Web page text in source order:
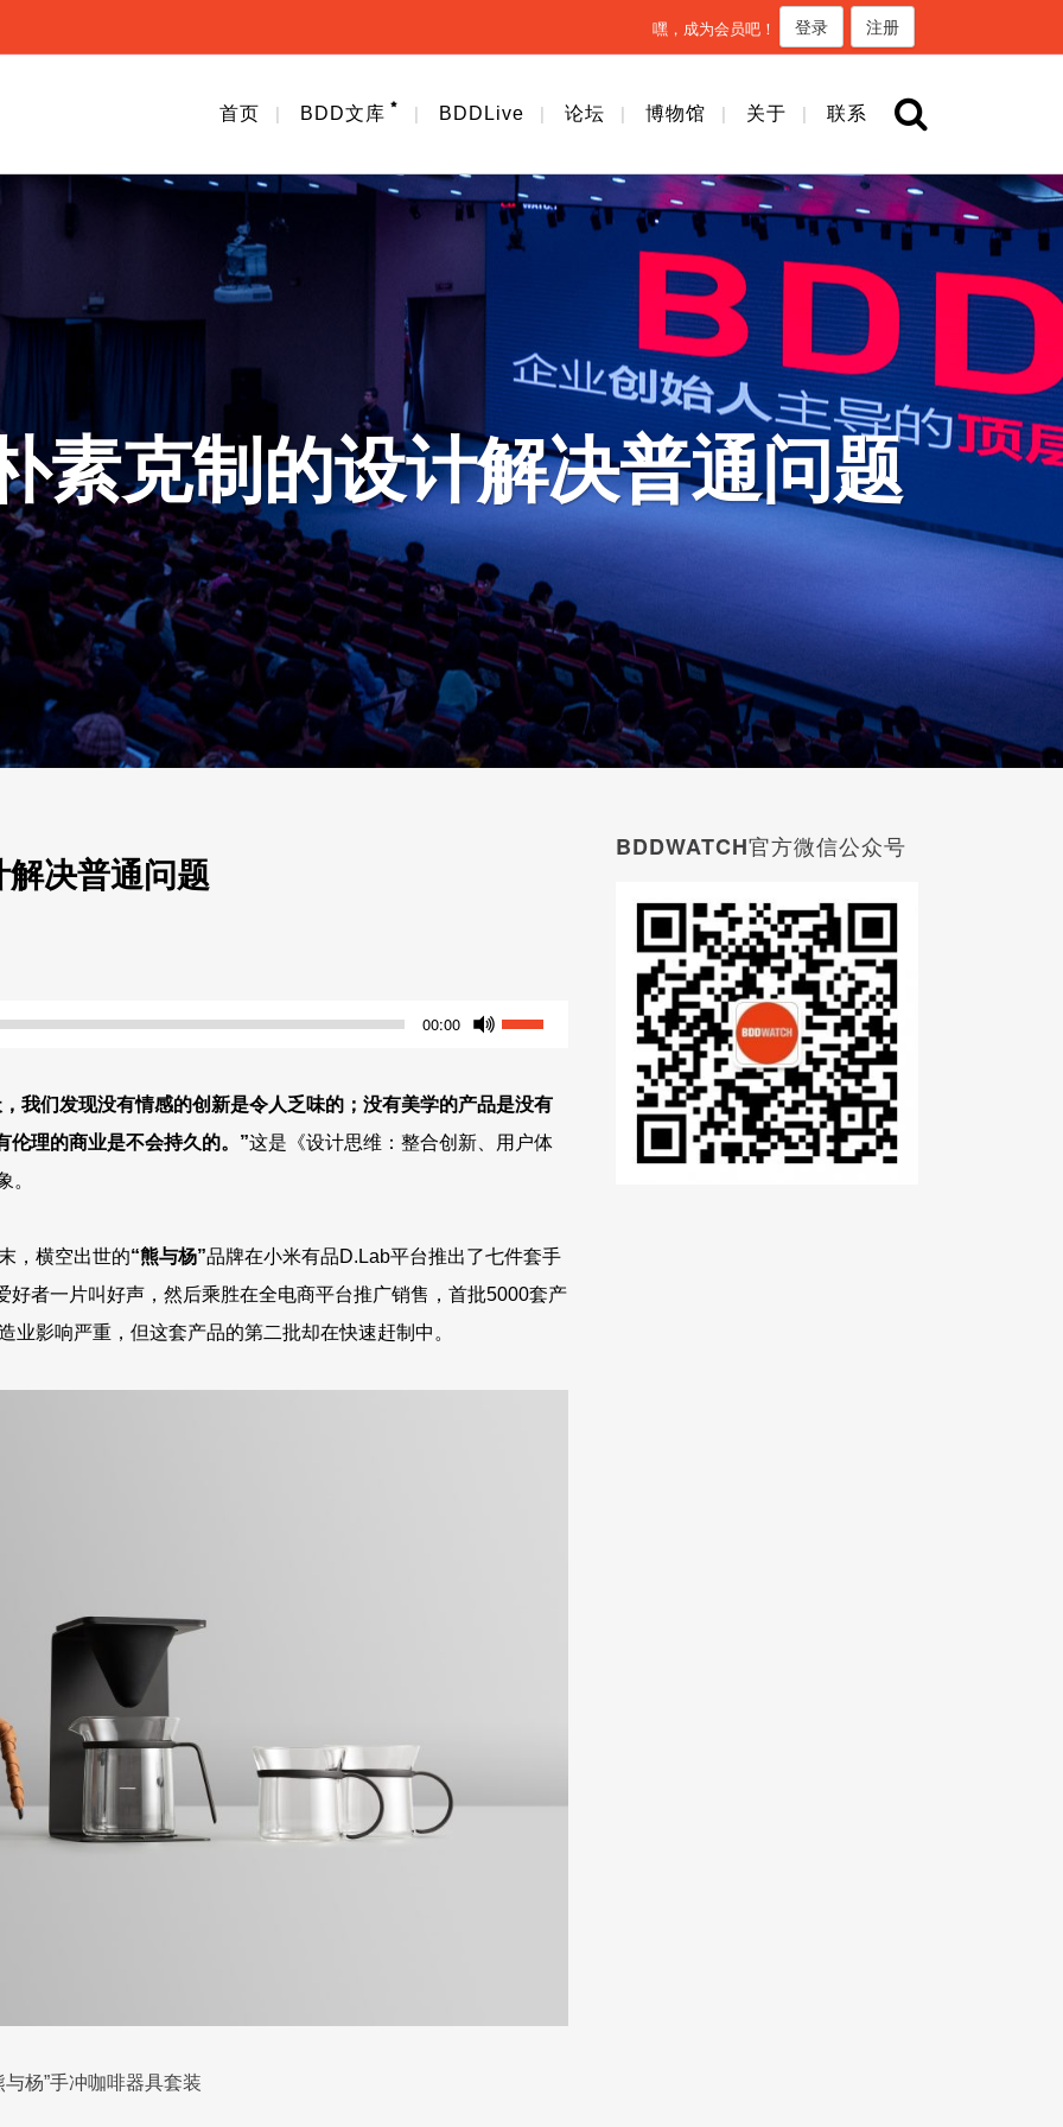
嘿，成为会员吧！ 登录 注册
首页 BDD文库 BDDLive 论坛 博物馆 关于 联系
素克制的设计解决普通问题
决普通问题
00:00
使
/
下
来
增
降
我们发现没有情感的创新是令人乏味的；没有美学的产品是没有
伦理的商业是不会持久的。”这是《设计思维：整合创新、用户体
。
，横空出世的“熊与杨”品牌在小米有品D.Lab平台推出了七件套手
者一片叫好声，然后乘胜在全电商平台推广销售，首批5000套产
影响严重，但这套产品的第二批却在快速赶制中。
与杨”手冲咖啡器具套装
BDDWATCH官方微信公众号